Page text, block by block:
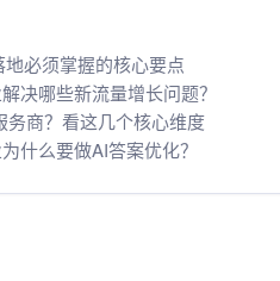
必须掌握的核心要点
决哪些新流量增长问题？
商？看这几个核心维度
什么要做AI答案优化？